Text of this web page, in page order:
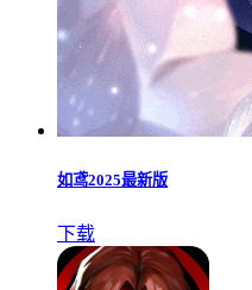
如鸢2025最新版
下载